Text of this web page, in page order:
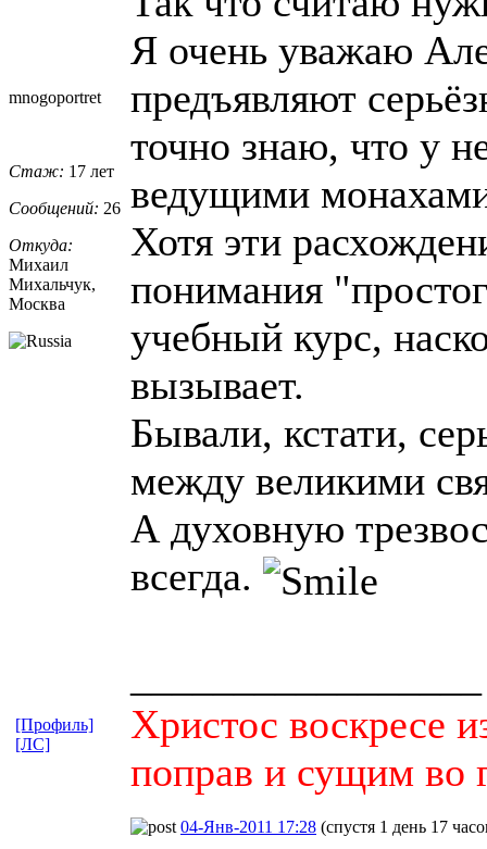
mnogoportret
Стаж: 17 лет
Сообщений: 26
Откуда:
Михаил
Михальчук,
Москва
Я очень уважаю
предъявляют
точно знаю, что у
ведущими
Хотя эти
понимания
учебный курс,
вызывает.
Бывали, кстати,
между великими
А духовную
всегда.
Христос воскресе
поправ и сущим во
[Профиль]
[ЛС]
04-Янв-2011 17:28 (спустя 1 день 17